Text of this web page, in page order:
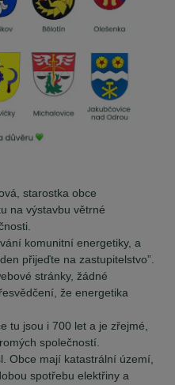
starostka obce
na výstavbu větrné
komunitní energetiky, a
přijeďte na zastupitelstvo”.
stránky, žádné
že energetika
tu jsou i 700 let a je zřejmé,
společností.
Obce mají katastrální území,
spotřebu elektřiny a